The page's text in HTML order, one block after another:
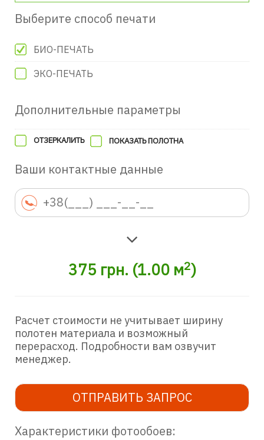
Выберите способ печати
БИО-ПЕЧАТЬ
ЭКО-ПЕЧАТЬ
Дополнительные параметры
ОТЗЕРКАЛИТЬ ПОКАЗАТЬ ПОЛОТНА
Ваши контактные данные
375 грн. (1.00м2)
Расчет стоимости не учитывает ширину
полотен материала и возможный
перерасход. Подробности вам озвучит
менеджер.
ОТПРАВИТЬ ЗАПРОС
Характеристики фотообоев: